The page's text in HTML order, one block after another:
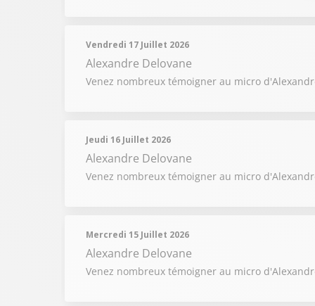
Vendredi 17 Juillet 2026
Alexandre Delovane
Venez nombreux témoigner au micro
Jeudi 16 Juillet 2026
Alexandre Delovane
Venez nombreux témoigner au micro
Mercredi 15 Juillet 2026
Alexandre Delovane
Venez nombreux témoigner au micro